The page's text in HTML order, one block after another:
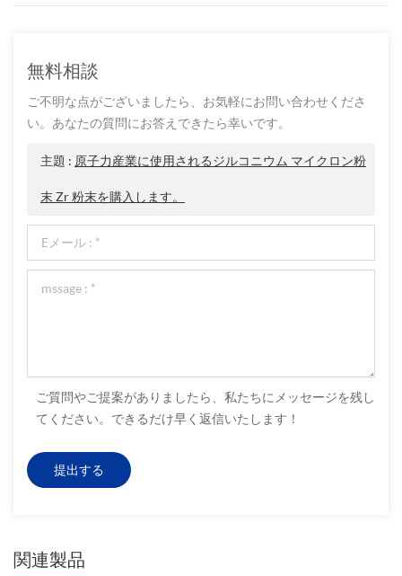
無料相談
ご不明な点がございましたら、お気軽にお問い合わせくださ
い。あなたの質問にお答えできたら幸いです。
主題 : 原子力産業に使用されるジルコニウム マイクロン粉
末 Zr 粉末を購入します。
ご質問やご提案がありましたら、私たちにメッセージを残し
てください。できるだけ早く返信いたします！
関連製品